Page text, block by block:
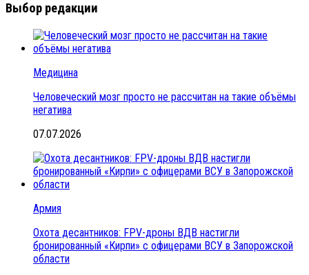
Выбор редакции
Медицина
Человеческий мозг просто не рассчитан на такие объёмы
негатива
07.07.2026
Армия
Охота десантников: FPV-дроны ВДВ настигли
бронированный «Кирпи» с офицерами ВСУ в Запорожской
области